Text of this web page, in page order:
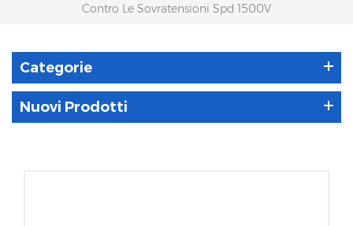
Contro Le Sovratensioni Spd 1500V
Categorie
Nuovi Prodotti